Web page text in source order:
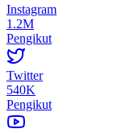
Instagram
1.2M
Pengikut
Twitter
540K
Pengikut